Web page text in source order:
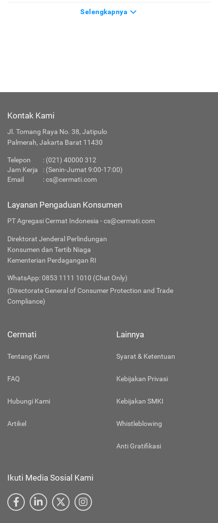
Selengkapnya
Kontak Kami
Jl. Tomang Raya No. 38, Jatipulo
Palmerah, Jakarta Barat 11430
Telepon : (021) 40000 312
Jam Kerja
: (Senin-Jumat 9:00-17:00)
Email
:cs@cermati.com
Layanan Pengaduan Konsumen
PT Agregasi Cermat Indonesia - cs@cermati.com
Direktorat Jenderal Perlindungan
Konsumen dan Tertib Niaga
Kementerian Perdagangan RI
WhatsApp: 0853 1111 1010 (Chat Only)
(Directorate General of Consumer Protection and Trade
Compliance)
Cermati
Tentang Kami
FAQ
Hubungi Kami
Artikel
Lainnya
Syarat & Ketentuan
Kebijakan Privasi
Kebijakan SMKI
Whistleblowing
Anti Gratifikasi
Ikuti Media Sosial Kami